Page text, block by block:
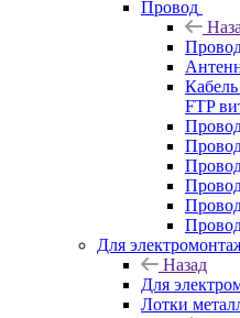
Провод
FTP
Для
Назад
Для
Лотки